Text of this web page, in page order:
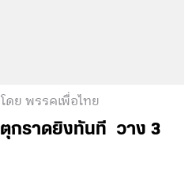
โดย พรรคเพื่อไทย
ตุกราดยิงทันที วาง 3